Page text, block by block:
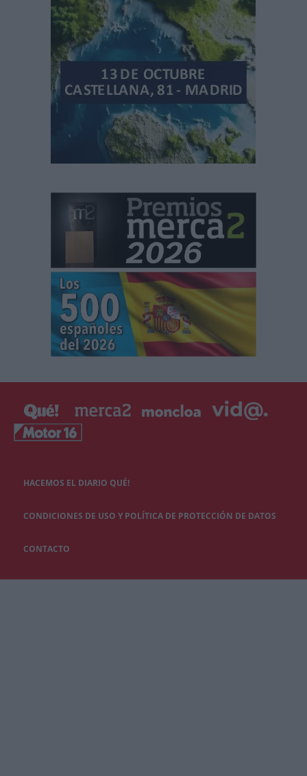
HACEMOS EL DIARIO QUÉ!
CONDICIONES DE USO Y POLÍTICA DE PROTECCIÓN DE DATOS
CONTACTO